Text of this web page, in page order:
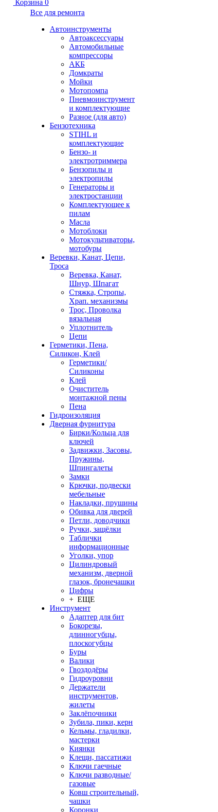
Корзина 0
Все для ремонта
Автоинструменты
Автоаксессуары
Автомобильные
компрессоры
АКБ
Домкраты
Мойки
Мотопомпа
Пневмоинструмент
и комплектующие
Разное (для авто)
Бензотехника
STIHL и
комплектующие
Бензо- и
электротриммера
Бензопилы и
электропилы
Генераторы и
электростанции
Комплектующее к
пилам
Масла
Мотоблоки
Мотокультиваторы,
мотобуры
Веревки, Канат, Цепи,
Троса
Веревка, Канат,
Шнур, Шпагат
Стяжка, Стропы,
Храп. механизмы
Трос, Проволка
вязальная
Уплотнитель
Цепи
Герметики, Пена,
Силикон, Клей
Герметики/
Силиконы
Клей
Очиститель
монтажной пены
Пена
Гидроизоляция
Дверная фурнитура
Бирки/Кольца для
ключей
Задвижки, Засовы,
Пружины,
Шпингалеты
Замки
Крючки, подвески
мебельные
Накладки, прушины
Обивка для дверей
Петли, доводчики
Ручки, защёлки
Таблички
информационные
Уголки, упор
Цилиндровый
механизм, дверной
глазок, бронечашки
Цифры
+ ЕЩЕ
Инструмент
Адаптер для бит
Бокорезы,
длинногубцы,
плоскогубцы
Буры
Валики
Гвоздодёры
Гидроуровни
Держатели
инструментов,
жилеты
Заклёпочники
Зубила, пики, керн
Кельмы, гладилки,
мастерки
Киянки
Клещи, пассатижи
Ключи гаечные
Ключи разводные/
газовые
Ковш строительный,
чашки
Коронки